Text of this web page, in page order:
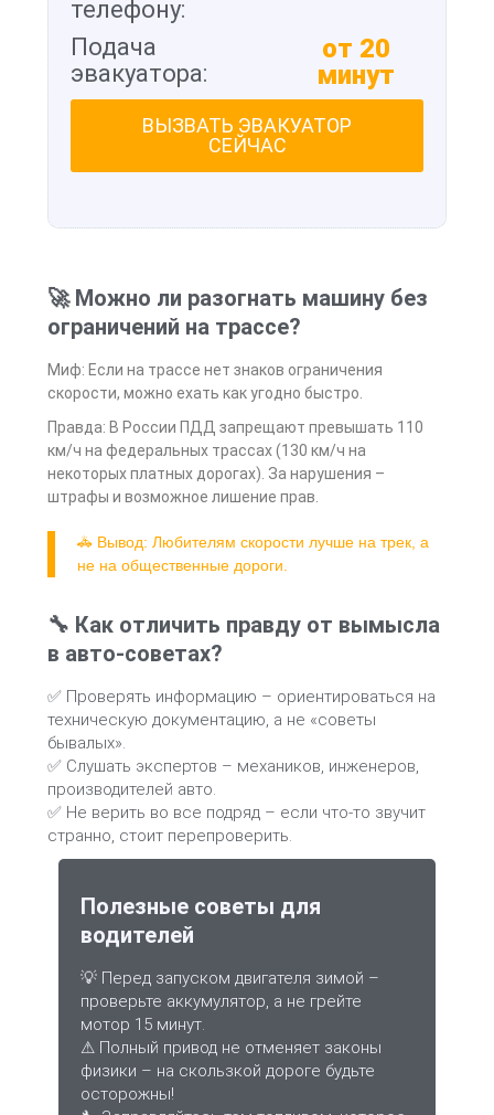
телефону:
Подача
эвакуатора:
от 20
минут
ВЫЗВАТЬ ЭВАКУАТОР
СЕЙЧАС
🚀 Можно ли разогнать машину без
ограничений на трассе?
Миф: Если на трассе нет знаков ограничения
скорости, можно ехать как угодно быстро.
Правда: В России ПДД запрещают превышать 110
км/ч на федеральных трассах (130 км/ч на
некоторых платных дорогах). За нарушения –
штрафы и возможное лишение прав.
🚓 Вывод: Любителям скорости лучше на трек, а
не на общественные дороги.
🔧 Как отличить правду от вымысла
в авто-советах?
✅ Проверять информацию – ориентироваться на
техническую документацию, а не «советы
бывалых».
✅ Слушать экспертов – механиков, инженеров,
производителей авто.
✅ Не верить во все подряд – если что-то звучит
странно, стоит перепроверить.
Полезные советы для
водителей
💡 Перед запуском двигателя зимой –
проверьте аккумулятор, а не грейте
мотор 15 минут.
⚠ Полный привод не отменяет законы
физики – на скользкой дороге будьте
осторожны!